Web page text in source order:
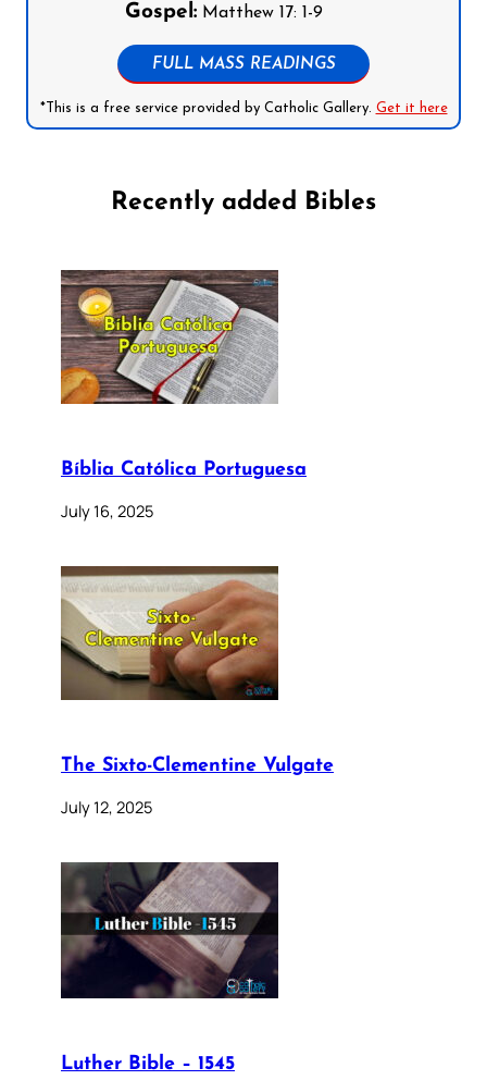
Gospel:Matthew 17: 1-9
FULL MASS READINGS
*This is a free service provided by Catholic Gallery. Get it here
Recently added Bibles
Bíblia Católica Portuguesa
July 16, 2025
The Sixto-Clementine Vulgate
July 12, 2025
Luther Bible – 1545